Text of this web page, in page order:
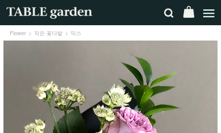
Flower 작은 꽃다발 믹스